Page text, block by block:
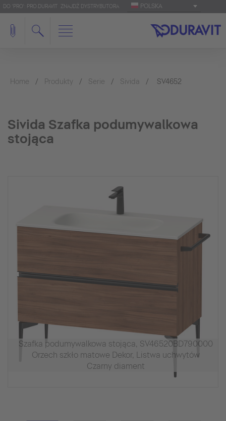
DO 'PRO': PRO.DURAVIT ZNAJDŹ DYSTRYBUTORA POLSKA
Home Produkty Serie Sivida SV4652
Sivida Szafka podumywalkowa
stojąca
Szafka podumywalkowa stojąca, SV46520BD790000
Orzech szkło matowe Dekor, Listwa uchwytów
Czarny diament